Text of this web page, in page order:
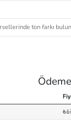
ton farkı